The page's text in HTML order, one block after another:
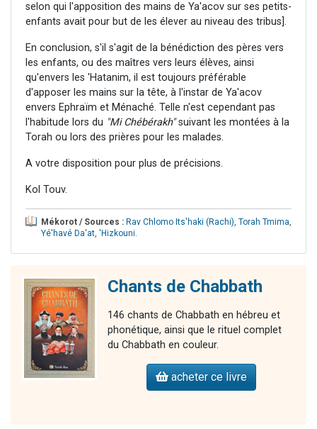
selon qui l'apposition des mains de Ya'acov sur ses petits-
enfants avait pour but de les élever au niveau des tribus].
En conclusion, s'il s'agit de la bénédiction des pères vers
les enfants, ou des maîtres vers leurs élèves, ainsi
qu'envers les 'Hatanim, il est toujours préférable
d'apposer les mains sur la tête, à l'instar de Ya'acov
envers Ephraïm et Ménaché. Telle n'est cependant pas
l'habitude lors du "Mi Chébérakh"suivant les montées à la
Torah ou lors des prières pour les malades.
A votre disposition pour plus de précisions.
Kol Touv.
Mékorot / Sources : Rav Chlomo Its'haki (Rachi), Torah Tmima,
Yé'havé Da'at, 'Hizkouni.
Chants de Chabbath
146 chants de Chabbath en hébreu et
phonétique, ainsi que le rituel complet
du Chabbath en couleur.
acheter ce livre